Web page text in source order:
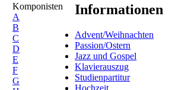
Komponisten
A
B
C
D
E
F
G
Informationen
Advent/Weihnachten
Passion/Ostern
Jazz und Gospel
Klavierauszug
Studienpartitur
Hochzeit